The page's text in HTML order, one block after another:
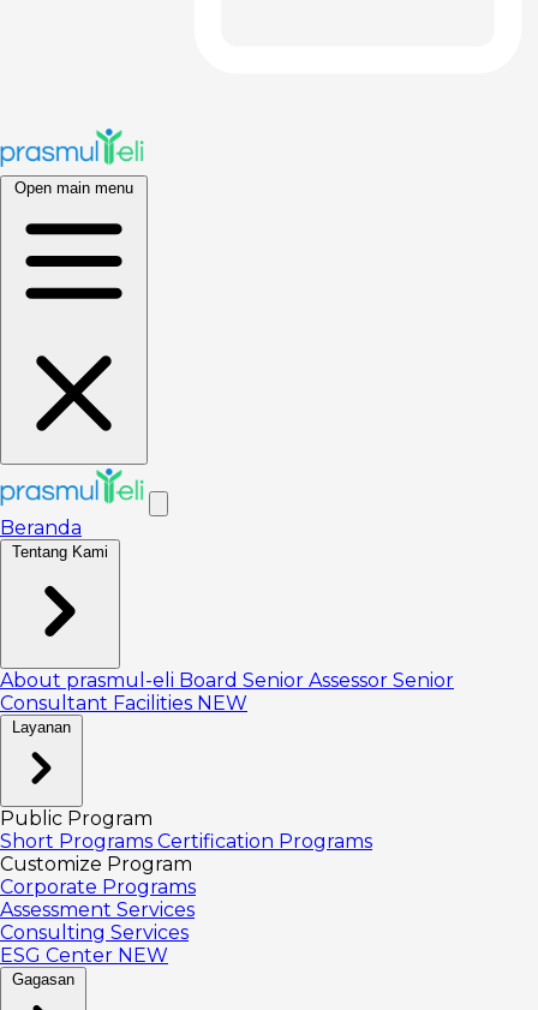
Open main menu
Beranda
Tentang Kami
About prasmul-eli Board Senior Assessor Senior
Consultant Facilities NEW
Layanan
Public Program
Short Programs Certification Programs
Customize Program
Corporate Programs
Assessment Services
Consulting Services
ESG Center NEW
Gagasan